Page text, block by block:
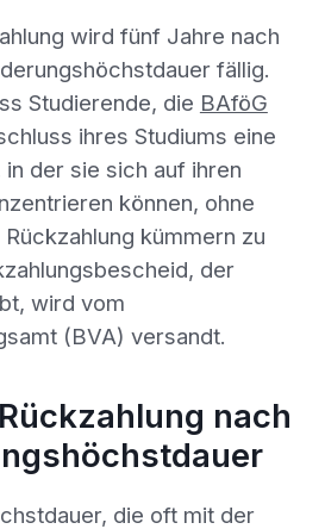
wird fünf Jahre nach
fällig.
Studierende, die BAföG
ihres Studiums eine
der sie sich auf ihren
können, ohne
kümmern zu
der
wird vom
(BVA) versandt.
nach
die oft mit der